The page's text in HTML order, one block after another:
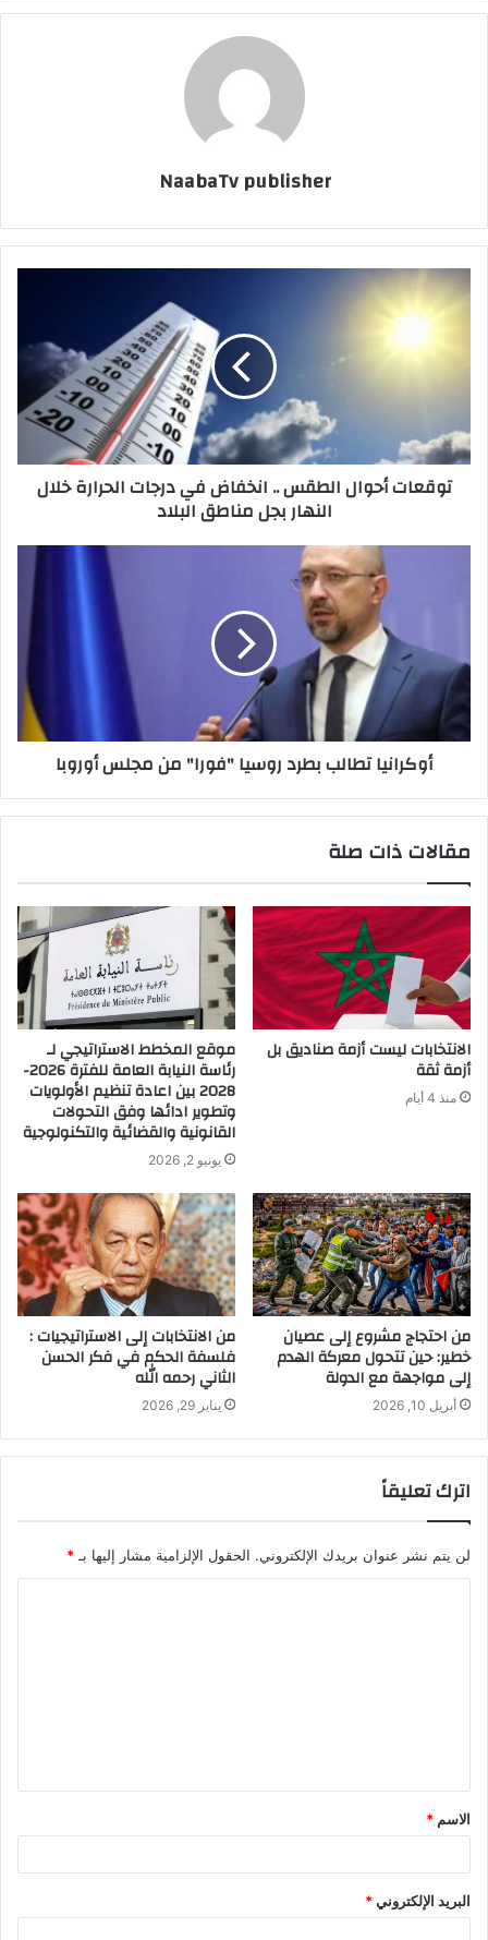
NaabaTv publisher
توقعات أحوال الطقس .. انخفاض في درجات الحرارة خلال
النهار بجل مناطق البلاد
أوكرانيا تطالب بطرد روسيا "فورا" من مجلس أوروبا
مقالات ذات صلة
الانتخابات ليست أزمة صناديق بل
أزمة ثقة
منذ 4 أيام
موقع المخطط الاستراتيجي لـ
رئاسة النيابة العامة للفترة 2026-
2028 بين اعادة تنظيم الأولويات
وتطوير ادائها وفق التحولات
القانونية والقضائية والتكنولوجية
يونيو 2, 2026
من احتجاج مشروع إلى عصيان
خطير: حين تتحول معركة الهدم
إلى مواجهة مع الدولة
أبريل 10, 2026
من الانتخابات إلى الاستراتيجيات :
فلسفة الحكم في فكر الحسن
الثاني رحمه الله
يناير 29, 2026
اترك تعليقاً
لن يتم نشر عنوان بريدك الإلكتروني. الحقول الإلزامية مشار إليها بـ *
الاسم *
البريد الإلكتروني*